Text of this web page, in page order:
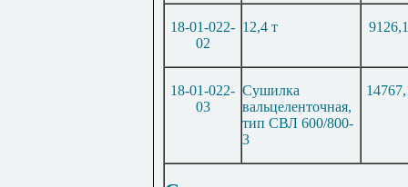
18-01-022-
02
12,4 т
18-01-022-
03
Сушилка
вальцеленточная,
тип СВЛ 600/800-
3